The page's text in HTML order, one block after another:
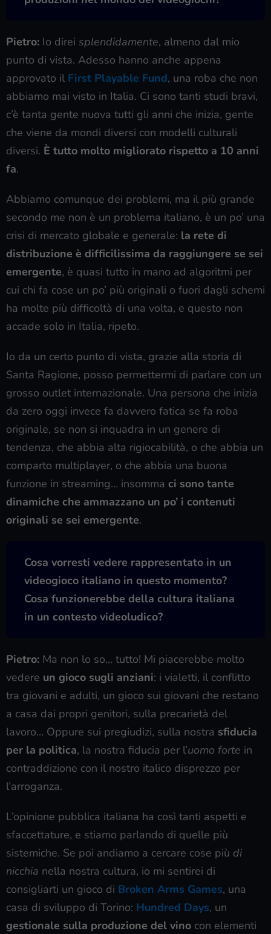
Pietro: Io direi splendidamente, almeno dal mio
punto di vista. Adesso hanno anche appena
approvato il First Playable Fund, una roba che non
abbiamo mai visto in Italia. Ci sono tanti studi bravi,
c’è tanta gente nuova tutti gli anni che inizia, gente
che viene da mondi diversi con modelli culturali
diversi. È tutto molto migliorato rispetto a 10 anni
fa.
Abbiamo comunque dei problemi, ma il più grande
secondo me non è un problema italiano, è un po’ una
crisi di mercato globale e generale: la rete di
distribuzione è difficilissima da raggiungere se sei
emergente, è quasi tutto in mano ad algoritmi per
cui chi fa cose un po’ più originali o fuori dagli schemi
ha molte più difficoltà di una volta, e questo non
accade solo in Italia, ripeto.
Io da un certo punto di vista, grazie alla storia di
Santa Ragione, posso permettermi di parlare con un
grosso outlet internazionale. Una persona che inizia
da zero oggi invece fa davvero fatica se fa roba
originale, se non si inquadra in un genere di
tendenza, che abbia alta rigiocabilità, o che abbia un
comparto multiplayer, o che abbia una buona
funzione in streaming… insomma ci sono tante
dinamiche che ammazzano un po’ i contenuti
originali se sei emergente.
Cosa vorresti vedere rappresentato in un
videogioco italiano in questo momento?
Cosa funzionerebbe della cultura italiana
in un contesto videoludico?
Pietro: Ma non lo so… tutto! Mi piacerebbe molto
vedere un gioco sugli anziani: i vialetti, il conflitto
tra giovani e adulti, un gioco sui giovani che restano
a casa dai propri genitori, sulla precarietà del
lavoro… Oppure sui pregiudizi, sulla nostra sfiducia
per la politica, la nostra fiducia per l’uomo forte in
contraddizione con il nostro italico disprezzo per
l’arroganza.
L’opinione pubblica italiana ha così tanti aspetti e
sfaccettature, e stiamo parlando di quelle più
sistemiche. Se poi andiamo a cercare cose più di
nicchia nella nostra cultura, io mi sentirei di
consigliarti un gioco di Broken Arms Games, una
casa di sviluppo di Torino: Hundred Days, un
gestionale sulla produzione del vino con elementi